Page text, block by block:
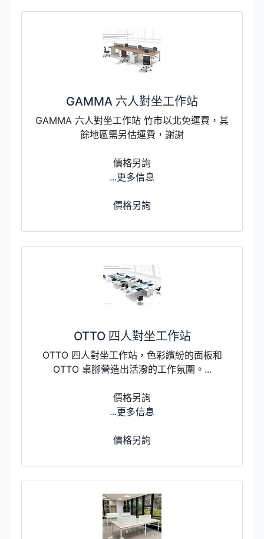
GAMMA 六人對坐工作站
GAMMA 六人對坐工作站 竹市以北免運費，其
餘地區需另估運費，謝謝
價格另詢
...更多信息
價格另詢
OTTO 四人對坐工作站
OTTO 四人對坐工作站，色彩繽紛的面板和
OTTO 桌腳營造出活潑的工作氛圍。...
價格另詢
...更多信息
價格另詢